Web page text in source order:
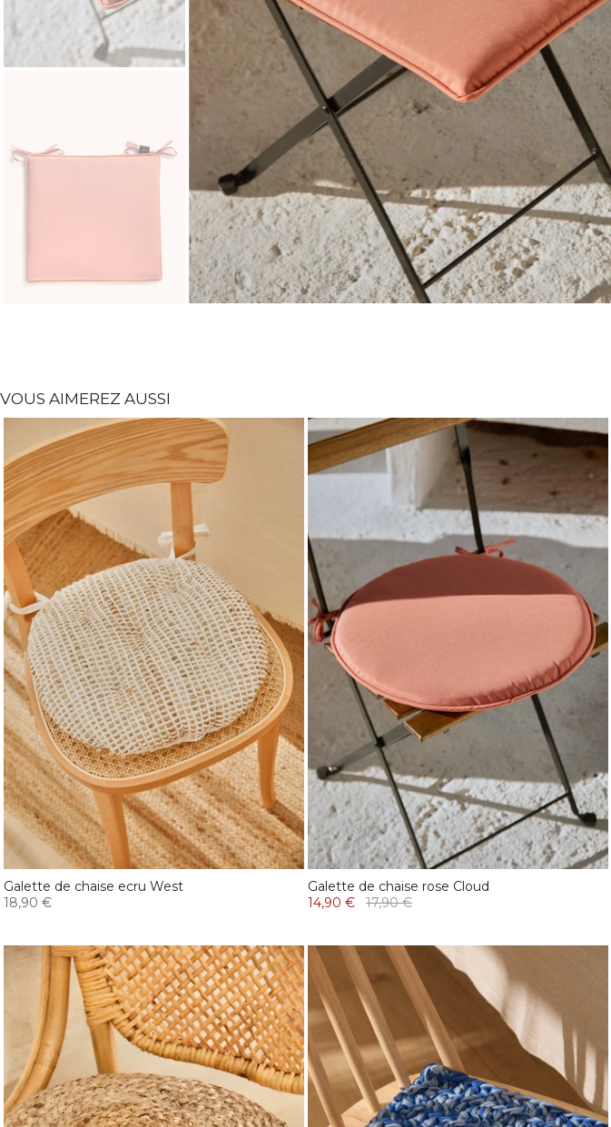
VOUS AIMEREZ AUSSI
Galette de chaise ecru West
18,90 €
Galette de chaise rose Cloud
14,90 €
17,90 €